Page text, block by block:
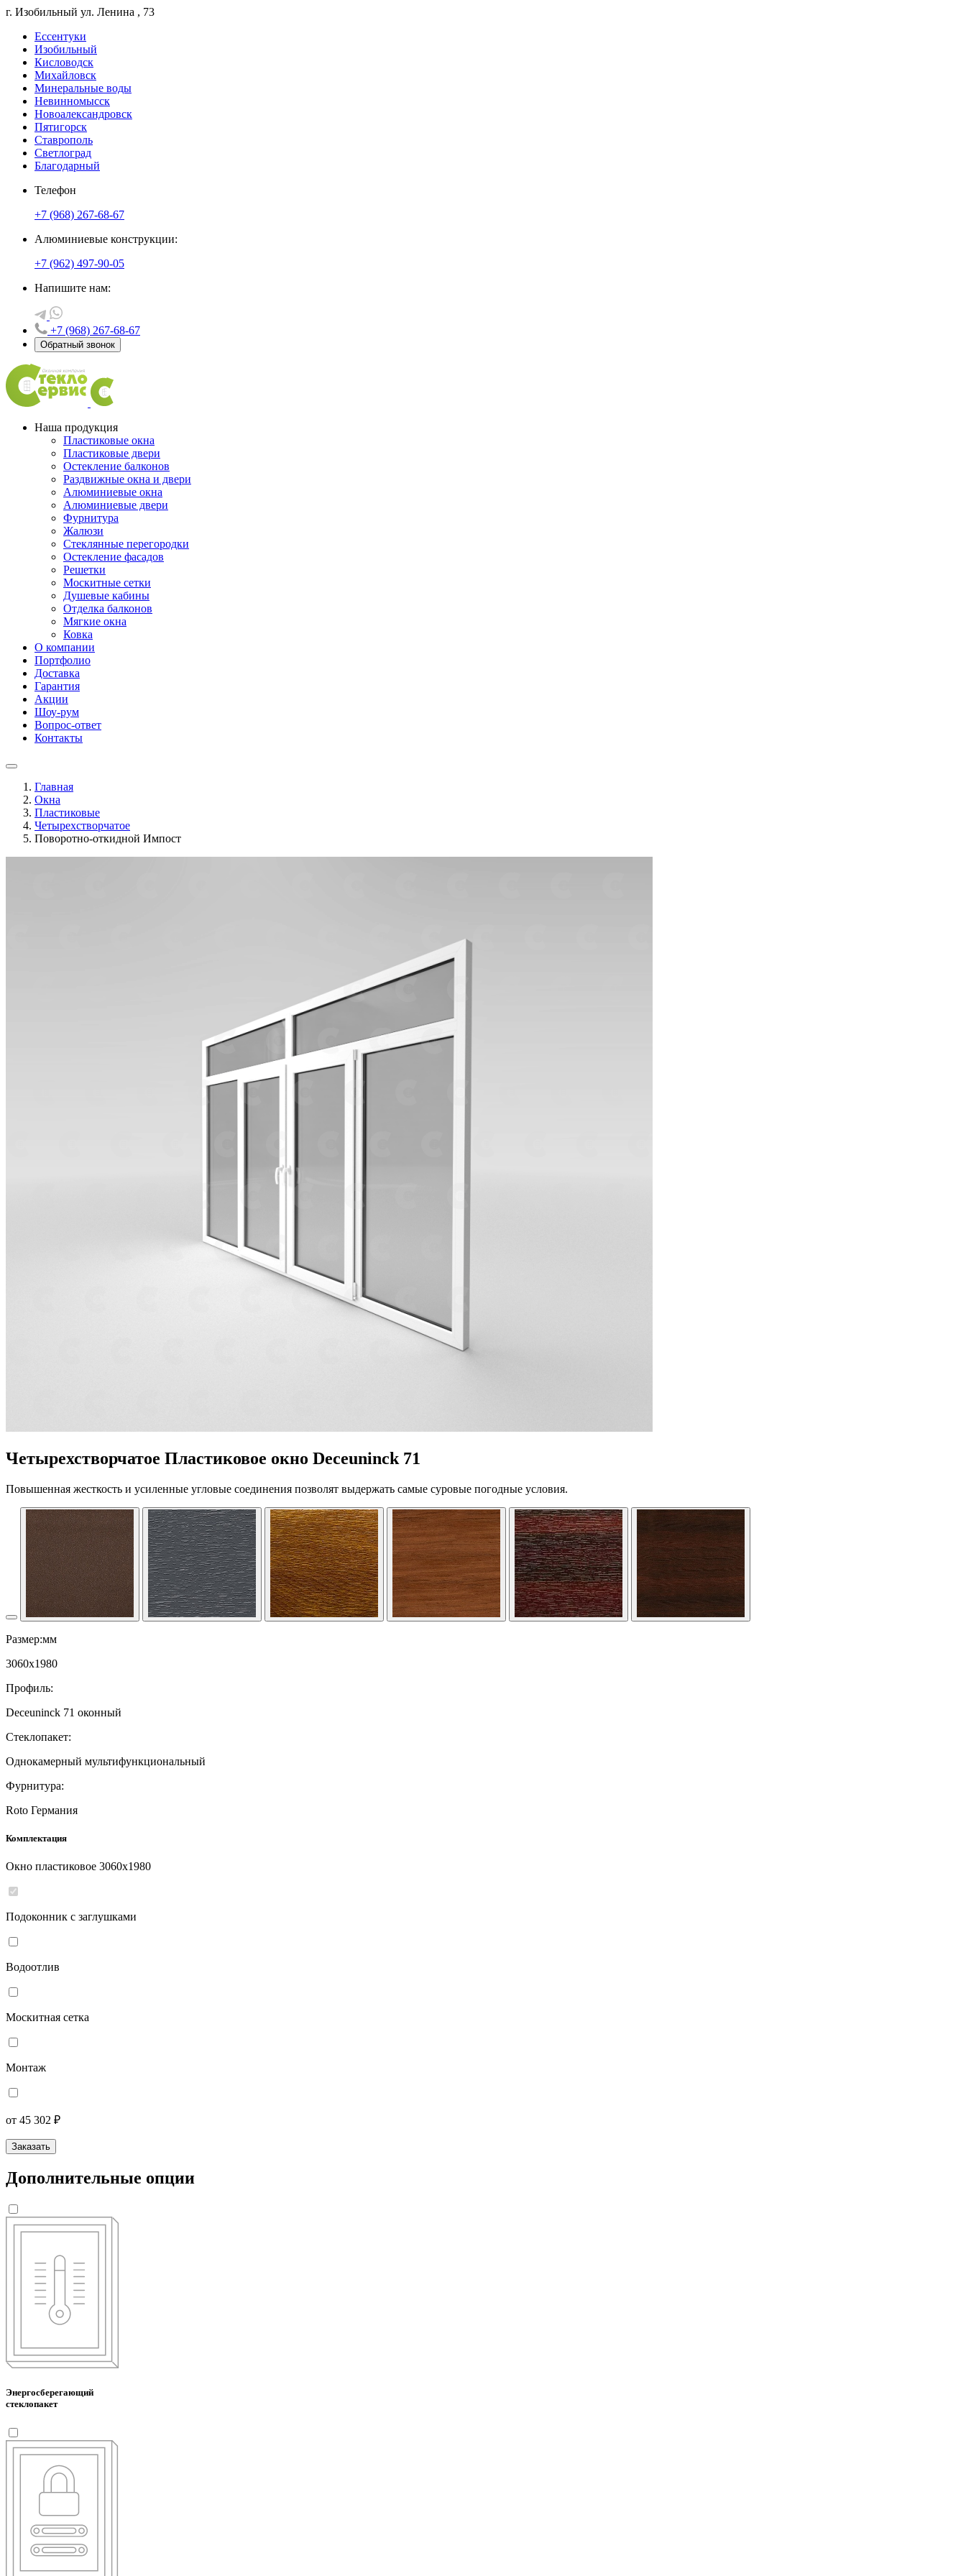
г. Изобильный ул. Ленина , 73
Ессентуки
Изобильный
Кисловодск
Михайловск
Минеральные воды
Невинномысск
Новоалександровск
Пятигорск
Ставрополь
Светлоград
Благодарный
Телефон
+7 (968) 267-68-67
Алюминиевые конструкции:
+7 (962) 497-90-05
Напишите нам:
+7 (968) 267-68-67
Обратный звонок
Наша продукция
Пластиковые окна
Пластиковые двери
Остекление балконов
Раздвижные окна и двери
Алюминиевые окна
Алюминиевые двери
Фурнитура
Жалюзи
Стеклянные перегородки
Остекление фасадов
Решетки
Москитные сетки
Душевые кабины
Отделка балконов
Мягкие окна
Ковка
О компании
Портфолио
Доставка
Гарантия
Акции
Шоу-рум
Вопрос-ответ
Контакты
Главная
Окна
Пластиковые
Четырехстворчатое
Поворотно-откидной Импост
Четырехстворчатое Пластиковое окно Deceuninck 71
Повышенная жесткость и усиленные угловые соединения позволят выдержать самые суровые погодные условия.
Размер:мм
3060x1980
Профиль:
Deceuninck 71 оконный
Стеклопакет:
Однокамерный мультифункциональный
Фурнитура:
Roto Германия
Комплектация
Окно пластиковое 3060x1980
Подоконник с заглушками
Водоотлив
Москитная сетка
Монтаж
от 45 302 ₽
Заказать
Дополнительные опции
Энергосберегающий
стеклопакет